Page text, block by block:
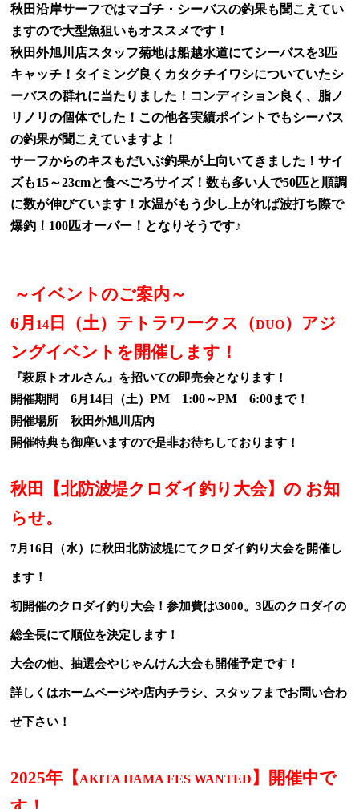
秋田沿岸サーフではマゴチ・シーバスの釣果も聞こえてい
ますので大型魚狙いもオススメです！
秋田外旭川店スタッフ菊地は船越水道にてシーバスを3匹
キャッチ！タイミング良くカタクチイワシについていたシ
ーバスの群れに当たりました！コンディション良く、脂ノ
リノリの個体でした！この他各実績ポイントでもシーバス
の釣果が聞こえていますよ！
サーフからのキスもだいぶ釣果が上向いてきました！サイ
ズも15～23cmと食べごろサイズ！数も多い人で50匹と順調
に数が伸びています！水温がもう少し上がれば波打ち際で
爆釣！100匹オーバー！となりそうです♪
～イベントのご案内～
6月 14 日（土）テトラワークス（DUO）アジ
ングイベントを開催します！
『萩原トオルさん』を招いての即売会となります！
開催期間6月 14 日（土）PM 1:00～PM 6:00まで！
開催場所 秋田外旭川店内
開催特典も御座いますので是非お待ちしております！
秋田【北防波堤クロダイ釣り大会】の お知
らせ。
7月16日（水）に秋田北防波堤にてクロダイ釣り大会を開催し
ます！
初開催のクロダイ釣り大会！参加費は\3000。3匹のクロダイの
総全長にて順位を決定します！
大会の他、抽選会やじゃんけん大会も開催予定です！
詳しくはホームページや店内チラシ、スタッフまでお問い合わ
せ下さい！
2025年【AKITA HAMA FES WANTED 】開催中で